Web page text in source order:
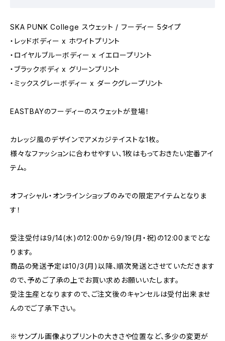
SKA PUNK College スウェット / フーディー 5タイプ
・レッドボディー x ホワイトプリント
・ロイヤルブルーボディー x イエロープリント
・ブラックボディ x グリーンプリント
・ミックスグレーボディー x ダークグレープリント
EASTBAYのフーディーのスウェットが登場！
カレッジ風のデザインでアメカジテイストな1枚。
様々なファッションに合わせやすい、1枚はもっておきたい定番アイ
テム。
オフィシャル・オンラインショップのみでの限定アイテムとなりま
す！
受注受付は9/14(水)の12:00から9/19(月・祝)の12:00までとな
ります。
商品の発送予定は10/3(月)以降、順次発送とさせていただきます
ので、予めご了承の上でお買い求めお願いいたします。
受注生産となりますので、ご注文後のキャンセルは受付出来ませ
んのでご了承下さい。
※サンプル画像よりプリントの大きさや位置など、多少の変更が